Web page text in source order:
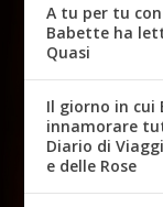
A tu per tu
Babette ha
Quasi
Il giorno in cui
innamorare
Diario di
e delle Rose